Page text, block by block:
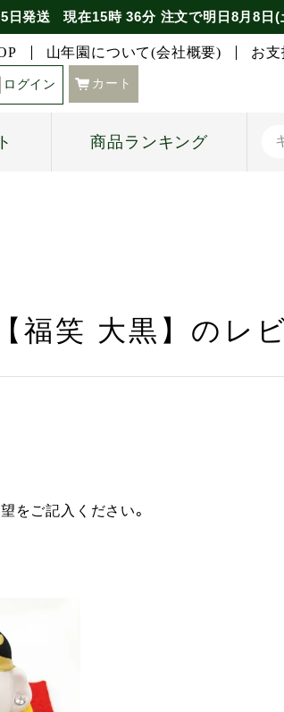
日発送 現在15時 36分注文で明日8月8日(
山年園について(会社概要) お
ログイン カート
商品ランキング
福笑 大黒】のレ
をご記入ください。